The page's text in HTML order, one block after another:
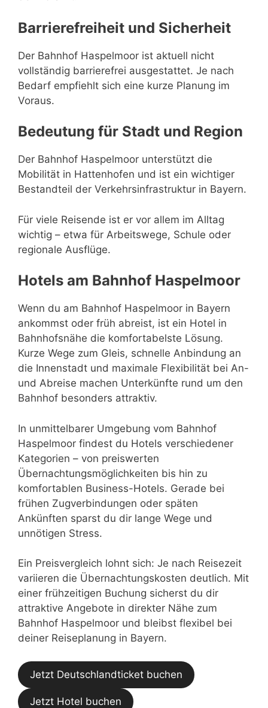
Barrierefreiheit und Sicherheit
Der Bahnhof Haspelmoor ist aktuell nicht
vollständig barrierefrei ausgestattet. Je nach
Bedarf empfiehlt sich eine kurze Planung im
Voraus.
Bedeutung für Stadt und Region
Der Bahnhof Haspelmoor unterstützt die
Mobilität in Hattenhofen und ist ein wichtiger
Bestandteil der Verkehrsinfrastruktur in Bayern.
Für viele Reisende ist er vor allem im Alltag
wichtig – etwa für Arbeitswege, Schule oder
regionale Ausflüge.
Hotels am Bahnhof Haspelmoor
Wenn du am Bahnhof Haspelmoor in Bayern
ankommst oder früh abreist, ist ein Hotel in
Bahnhofsnähe die komfortabelste Lösung.
Kurze Wege zum Gleis, schnelle Anbindung an
die Innenstadt und maximale Flexibilität bei An-
und Abreise machen Unterkünfte rund um den
Bahnhof besonders attraktiv.
In unmittelbarer Umgebung vom Bahnhof
Haspelmoor findest du Hotels verschiedener
Kategorien – von preiswerten
Übernachtungsmöglichkeiten bis hin zu
komfortablen Business-Hotels. Gerade bei
frühen Zugverbindungen oder späten
Ankünften sparst du dir lange Wege und
unnötigen Stress.
Ein Preisvergleich lohnt sich: Je nach Reisezeit
variieren die Übernachtungskosten deutlich. Mit
einer frühzeitigen Buchung sicherst du dir
attraktive Angebote in direkter Nähe zum
Bahnhof Haspelmoor und bleibst flexibel bei
deiner Reiseplanung in Bayern.
Jetzt Deutschlandticket buchen
Jetzt Hotel buchen